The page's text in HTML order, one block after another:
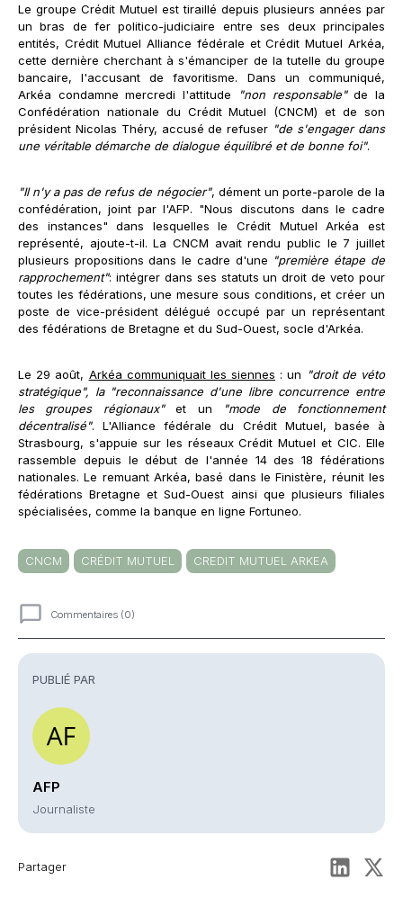
PUBLIÉ PAR
AFP
Journaliste
Partager
Le groupe Crédit Mutuel est tiraillé depuis plusieurs années par
un bras de fer politico-judiciaire entre ses deux principales
entités, Crédit Mutuel Alliance fédérale et Crédit Mutuel Arkéa,
cette dernière cherchant à s'émanciper de la tutelle du groupe
bancaire, l'accusant de favoritisme. Dans un communiqué,
Arkéa condamne mercredi l'attitude
"non responsable"de la
Confédération nationale du Crédit Mutuel (CNCM) et de son
président Nicolas Théry, accusé de refuser "de s'engager dans
une véritable démarche de dialogue équilibré et de bonne foi".
"Il n'y a pas de refus de négocier", dément un porte-parole de la
confédération, joint par l'AFP. "Nous discutons dans le cadre
des instances" dans lesquelles le Crédit Mutuel Arkéa est
représenté, ajoute-t-il. La CNCM avait rendu public le 7 juillet
plusieurs propositions dans le cadre d'une "première étape de
rapprochement": intégrer dans ses statuts un droit de veto pour
toutes les fédérations, une mesure sous conditions, et créer un
poste de vice-président délégué occupé par un représentant
des fédérations de Bretagne et du Sud-Ouest, socle d'Arkéa.
Le 29 août, Arkéa communiquait les siennes : un
"droit de véto
stratégique", la "reconnaissance d'une libre concurrence entre
les groupes régionaux"et un
"mode de fonctionnement
décentralisé". L'Alliance fédérale du Crédit Mutuel, basée à
Strasbourg, s'appuie sur les réseaux Crédit Mutuel et CIC. Elle
rassemble depuis le début de l'année 14 des 18 fédérations
nationales. Le remuant Arkéa, basé dans le Finistère, réunit les
fédérations Bretagne et Sud-Ouest ainsi que plusieurs filiales
spécialisées, comme la banque en ligne Fortuneo.
CNCM CRÉDIT MUTUEL CREDIT MUTUEL ARKEA
Commentaires (0)